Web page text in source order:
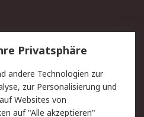
Lieferlösungen
Kontakt
Privatkunden
Privatsphäre
andere Technologien zur
zur Personalisierung und
Websites von
auf "Alle akzeptieren"